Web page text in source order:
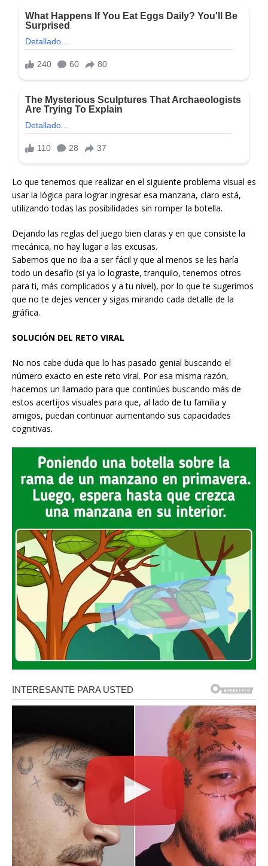
Lo que tenemos que realizar en el siguiente problema visual es
usar la lógica para lograr ingresar esa manzana, claro está,
utilizando todas las posibilidades sin romper la botella.
Dejando las reglas del juego bien claras y en que consiste la
mecánica, no hay lugar a las excusas.
Sabemos que no iba a ser fácil y que al menos se les haría
todo un desafío (si ya lo lograste, tranquilo, tenemos otros
para ti, más complicados y a tu nivel), por lo que te sugerimos
que no te dejes vencer y sigas mirando cada detalle de la
gráfica.
SOLUCIÓN DEL RETO VIRAL
No nos cabe duda que lo has pasado genial buscando el
número exacto en este reto viral. Por esa misma razón,
hacemos un llamado para que continúes buscando más de
estos acertijos visuales para que, al lado de tu familia y
amigos, puedan continuar aumentando sus capacidades
cognitivas.